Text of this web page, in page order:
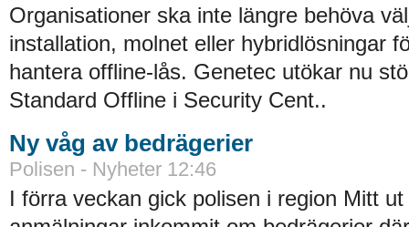
Organisationer ska inte längre behöva
installation, molnet eller hybridlösningar
hantera offline-lås. Genetec utökar nu
Standard Offline i Security Cent..
Ny våg av bedrägerier
Polisen - Nyheter 12:46
I förra veckan gick polisen i region Mitt